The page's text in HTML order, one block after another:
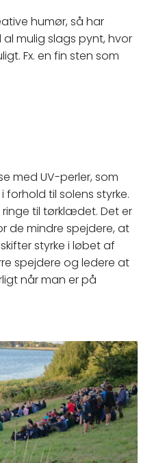
humør, så har
mulig slags pynt, hvor
Fx. en fin sten som
med UV-perler, som
forhold til solens styrke.
til tørklædet. Det er
de mindre spejdere, at
styrke i løbet af
spejdere og ledere at
når man er på